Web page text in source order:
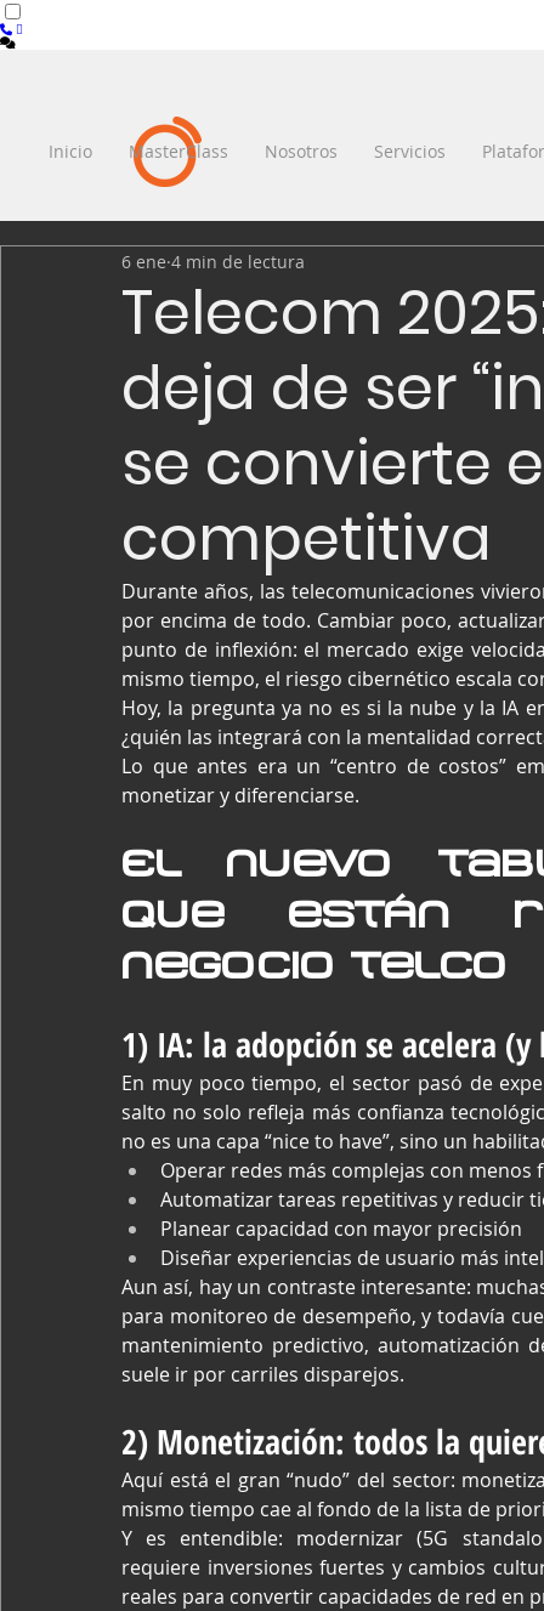
Inicio MasterClass Nosotros Servicios
Telecom
deja de ser
se convierte
competitiva
6 ene 4 min de lectura
Durante años, las telecomunicaciones
por encima de todo. Cambiar poco,
punto de inflexión: el mercado exige
mismo tiempo, el riesgo cibernético escala
Hoy, la pregunta ya no es si la nube y la IA
¿quién las integrará con la mentalidad
Lo que antes era un “centro de costos”
monetizar y diferenciarse.
El nuevo
que están
negocio telco
1) IA: la adopción se acelera
En muy poco tiempo, el sector pasó de
salto no solo refleja más confianza
no es una capa “nice to have”, sino un
Operar redes más complejas con menos
Automatizar tareas repetitivas y reducir
Planear capacidad con mayor precisión
Diseñar experiencias de usuario más
Aun así, hay un contraste interesante:
para monitoreo de desempeño, y todavía
mantenimiento predictivo, automatización
suele ir por carriles disparejos.
2) Monetización: todos la
Aquí está el gran “nudo” del sector:
mismo tiempo cae al fondo de la lista de
Y es entendible: modernizar (5G
requiere inversiones fuertes y cambios
reales para convertir capacidades de red en